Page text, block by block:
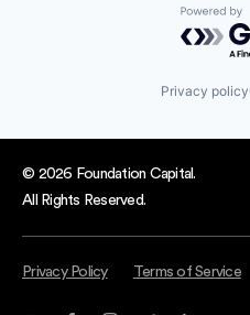
Privacy policy
© 2026 Foundation Capital.
All Rights Reserved.
Privacy Policy Terms of Service